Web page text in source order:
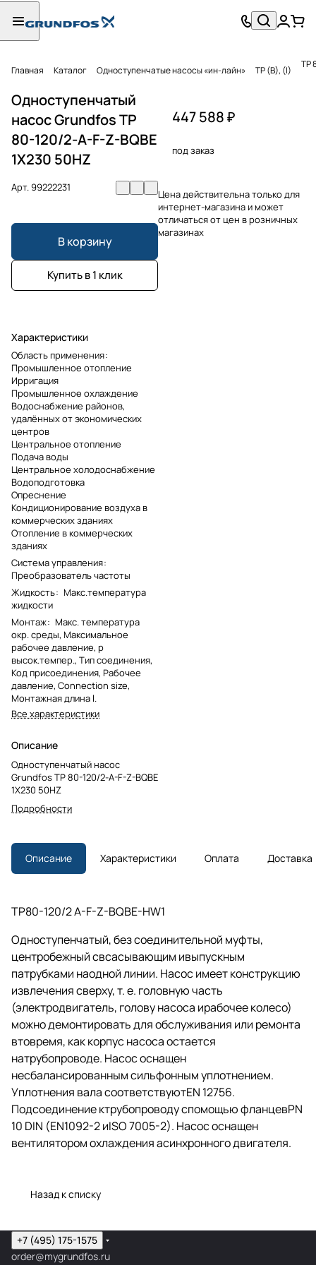
Главная Каталог Одноступенчатые насосы «ин-лайн» TP (B), (I) TP
Одноступенчатый
насос Grundfos TP
80-120/2-A-F-Z-BQBE
1X230 50HZ
Арт.99222231
В корзину
Купить в 1 клик
Характеристики
Область применения:
Промышленное отопление
Ирригация
Промышленное охлаждение
Водоснабжение районов,
удалённых от экономических
центров
Центральное отопление
Подача воды
Центральное холодоснабжение
Водоподготовка
Опреснение
Кондиционирование воздуха в
коммерческих зданиях
Отопление в коммерческих
зданиях
Система управления:
Преобразователь частоты
Жидкость: Макс.температура
жидкости
Монтаж: Макс. температура
окр. среды, Максимальное
рабочее давление, p
высок.темпер., Тип соединения,
Код присоединения, Рабочее
давление, Connection size,
Монтажная длина l.
Все характеристики
Описание
Одноступенчатый насос
Grundfos TP 80-120/2-A-F-Z-BQBE
1X230 50HZ
Подробности
447 588 ₽
под заказ
Цена действительна только для
интернет-магазина и может
отличаться от цен в розничных
магазинах
Описание Характеристики Оплата Доставка
TP80-120/2 A-F-Z-BQBE-HW1
Одноступенчатый, без соединительной муфты,
центробежный свсасывающим ивыпускным
патрубками наодной линии. Насос имеет конструкцию
извлечения сверху,т. е. головную часть
(электродвигатель, голову насоса ирабочее колесо)
можно демонтировать для обслуживания или ремонта
втовремя, как корпус насоса остается
натрубопроводе. Насос оснащен
несбалансированным сильфонным уплотнением.
Уплотнения вала соответствуютEN 12756.
Подсоединение ктрубопроводу спомощью фланцевPN
10 DIN (EN1092-2 иISO 7005-2). Насос оснащен
вентилятором охлаждения асинхронного двигателя.
Назад к списку
+7 (495) 175-1575
order@mygrundfos.ru